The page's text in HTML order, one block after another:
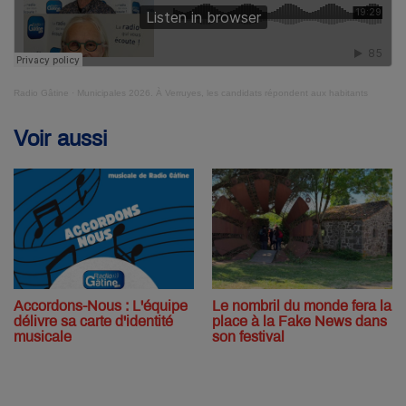
Radio Gâtine Municipales 2026. À Verruyes, les candidats répondent aux habitants
Voir aussi
Accordons-Nous : L'équipe
délivre sa carte d'identité
musicale
Le nombril du monde fera la
place à la Fake News dans
son festival